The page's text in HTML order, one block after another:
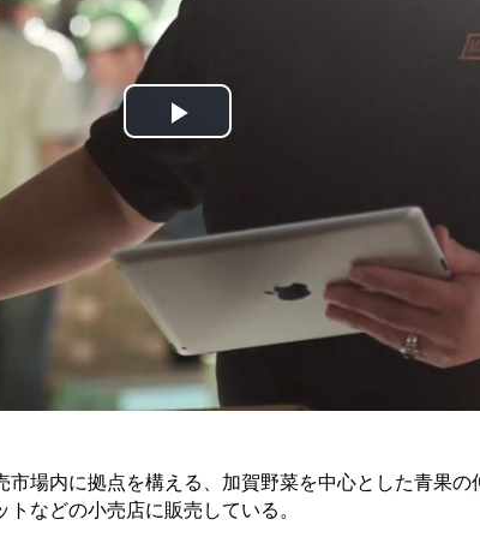
Play
Video
場内に拠点を構える、加賀野菜を中心とした青果の
などの小売店に販売している。